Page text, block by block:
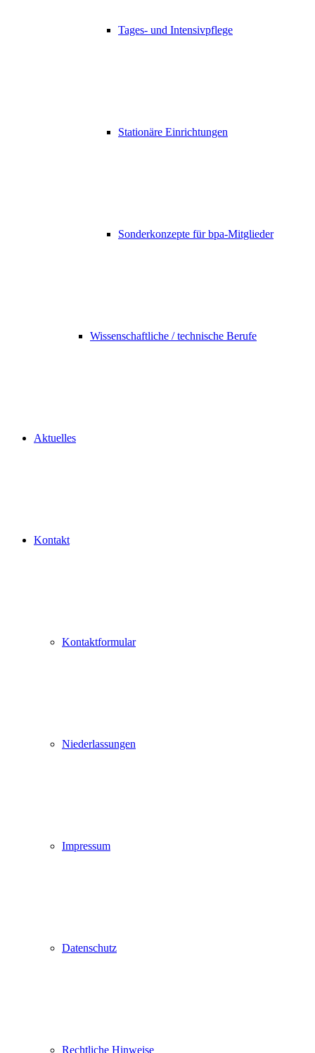
Tages- und Intensivpflege
Stationäre Einrichtungen
Sonderkonzepte für bpa-Mitglieder
Wissenschaftliche / technische Berufe
Aktuelles
Kontakt
Kontaktformular
Niederlassungen
Impressum
Datenschutz
Rechtliche Hinweise